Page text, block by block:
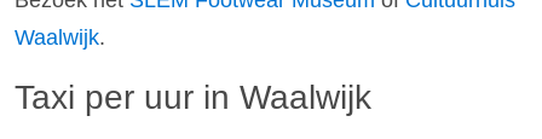
Waalwijk.
Taxi per uur in Waalwijk